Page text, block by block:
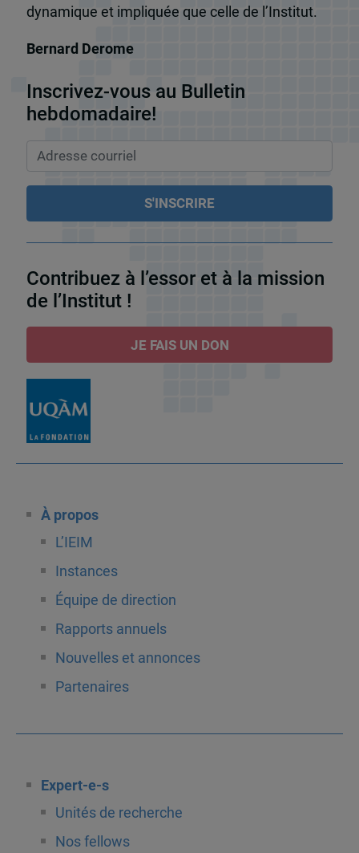
dynamique et impliquée que celle de l’Institut.
Bernard Derome
Inscrivez-vous au Bulletin
hebdomadaire!
Contribuez à l’essor et à la mission
de l’Institut !
JE FAIS UN DON
À propos
L’IEIM
Instances
Équipe de direction
Rapports annuels
Nouvelles et annonces
Partenaires
Expert-e-s
Unités de recherche
Nos fellows